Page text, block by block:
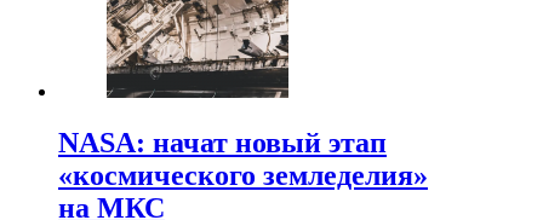
NASA: начат новый этап
«космического земледелия»
на МКС